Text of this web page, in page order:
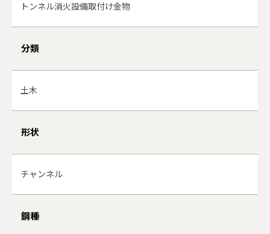
トンネル消火設備取付け金物
分類
土木
形状
チャンネル
鋼種